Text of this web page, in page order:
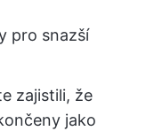
pro snazší
zajistili, že
jako